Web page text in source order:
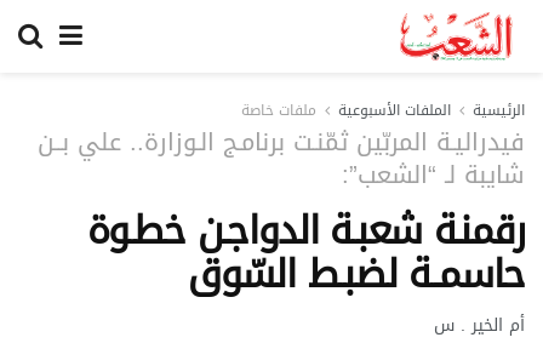
الرئيسية الملفات الأسبوعية ملفات خاصة
فيدراليـة المربّين ثمّنـت برنامـج الـوزارة.. علي بــن
شايبة لـ “الشعب”:
رقمنـة شعبـة الدواجـن خطـوة
حاسمــة لضبـط السّوق
أم الخير . س